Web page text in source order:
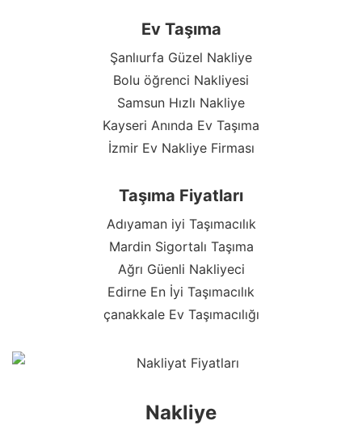
Ev Taşıma
Şanlıurfa Güzel Nakliye
Bolu öğrenci Nakliyesi
Samsun Hızlı Nakliye
Kayseri Anında Ev Taşıma
İzmir Ev Nakliye Firması
Taşıma Fiyatları
Adıyaman iyi Taşımacılık
Mardin Sigortalı Taşıma
Ağrı Güenli Nakliyeci
Edirne En İyi Taşımacılık
çanakkale Ev Taşımacılığı
Nakliye